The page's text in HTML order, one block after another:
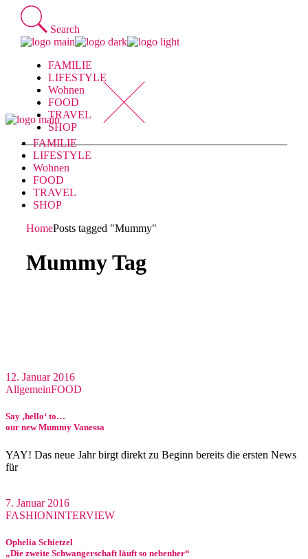
Skip
content
Search
FAMILIE
LIFESTYLE
Wohnen
FOOD
TRAVEL
SHOP
FAMILIE
LIFESTYLE
Wohnen
FOOD
TRAVEL
SHOP
HomePosts tagged "Mummy"
Mummy Tag
12. Januar 2016
AllgemeinFOOD
Say ‚hello‘ to…
our new Mummy Vanessa
YAY! Das neue Jahr birgt direkt zu Beginn bereits die ersten News
für
7. Januar 2016
FASHIONINTERVIEW
Ophelia Schietzel
„Die zweite Schwangerschaft läuft so nebenher“